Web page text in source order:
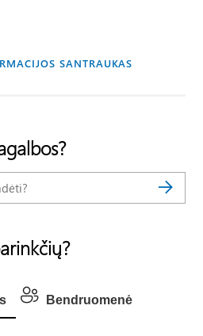
SANTRAUKAS
Bendruomenė